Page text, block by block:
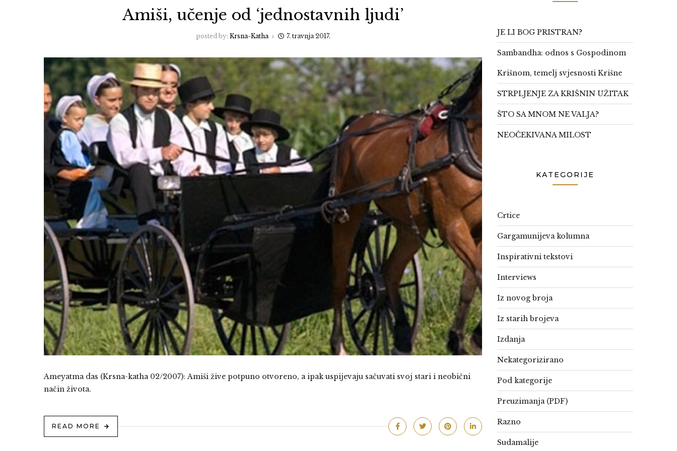
Amiši, učenje od ‘jednostavnih ljudi’
posted by: Krsna-Katha 7. travnja 2017.
Ameyatma das (Krsna-katha 02/2007): Amiši žive potpuno otvoreno, a ipak uspijevaju sačuvati svoj stari i neobični
način života.
READ MORE
JE LI BOG PRISTRAN?
Sambandha: odnos s Gospodinom
Krišnom, temelj svjesnosti Krišne
STRPLJENJE ZA KRIŠNIN UŽITAK
ŠTO SA MNOM NE VALJA?
NEOČEKIVANA MILOST
KATEGORIJE
Crtice
Gargamunijeva kolumna
Inspirativni tekstovi
Interviews
Iz novog broja
Iz starih brojeva
Izdanja
Nekategorizirano
Pod kategorije
Preuzimanja (PDF)
Razno
Sudamalije